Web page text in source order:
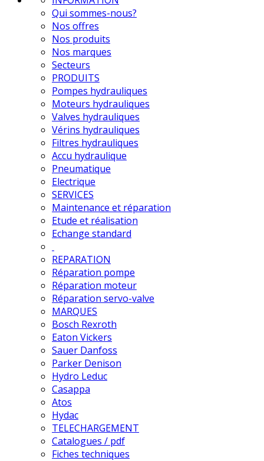
Qui sommes-nous?
Nos offres
Nos produits
Nos marques
Secteurs
PRODUITS
Pompes hydrauliques
Moteurs hydrauliques
Valves hydrauliques
Vérins hydrauliques
Filtres hydrauliques
Accu hydraulique
Pneumatique
Electrique
SERVICES
Maintenance et réparation
Etude et réalisation
Echange standard
REPARATION
Réparation pompe
Réparation moteur
Réparation servo-valve
MARQUES
Bosch Rexroth
Eaton Vickers
Sauer Danfoss
Parker Denison
Hydro Leduc
Casappa
Atos
Hydac
TELECHARGEMENT
Catalogues / pdf
Fiches techniques